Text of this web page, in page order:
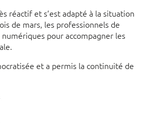
réactif et s’est adapté à la situation
de mars, les professionnels de
pour accompagner les
et a permis la continuité de